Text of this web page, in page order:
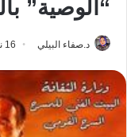
“الوصية”
د.صفاء البيلي 16 نوفمبر، 2020